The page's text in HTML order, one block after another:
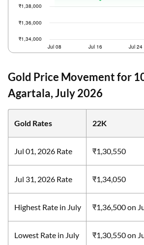
Gold Price Movement for
Agartala, July 2026
Gold Rates 22K
Jul 01, 2026 Rate ₹1,30,550
Jul 31, 2026 Rate ₹1,34,050
Highest Rate in July ₹1,36,500on
Lowest Rate in July ₹1,30,550on